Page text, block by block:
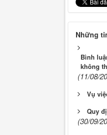
Những
Bình
không
(11/08/
Vụ
Quy
(30/09/